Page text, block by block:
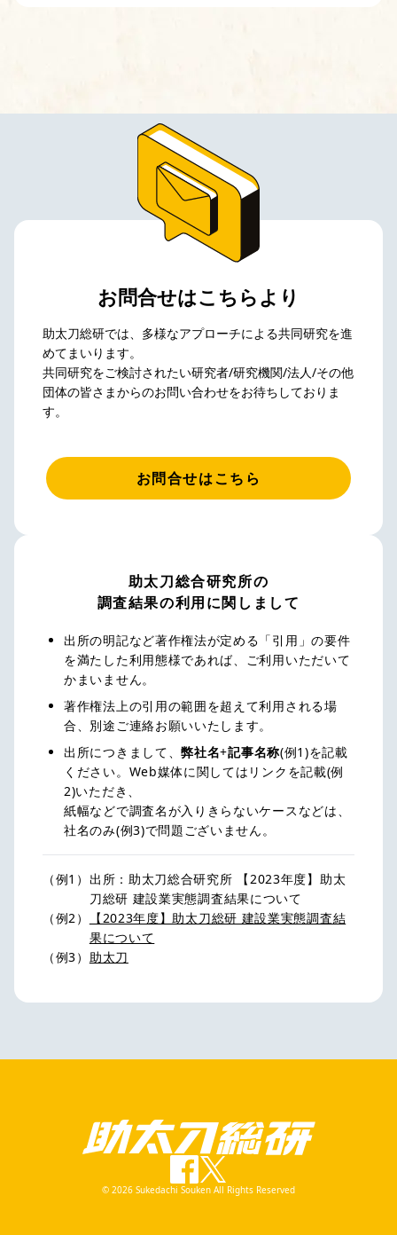
お問合せはこちらより
助太刀総研では、多様なアプローチによる共同研究を進
めてまいります。
共同研究をご検討されたい研究者/研究機関/法人/その他
団体の皆さまからのお問い合わせをお待ちしておりま
す。
お問合せはこちら
助太刀総合研究所の
調査結果の利用に関しまして
出所の明記など著作権法が定める「引用」の要件
を満たした利用態様であれば、ご利用いただいて
かまいません。
著作権法上の引用の範囲を超えて利用される場
合、別途ご連絡お願いいたします。
出所につきまして、弊社名+記事名称(例1)を記載
ください。Web媒体に関してはリンクを記載(例
2)いただき、
紙幅などで調査名が入りきらないケースなどは、
社名のみ(例3)で問題ございません。
（例1） 出所：助太刀総合研究所 【2023年度】助太
刀総研 建設業実態調査結果について
（例2）
【2023年度】助太刀総研 建設業実態調査結
果について
（例3） 助太刀
© 2026 Sukedachi Souken All Rights Reserved